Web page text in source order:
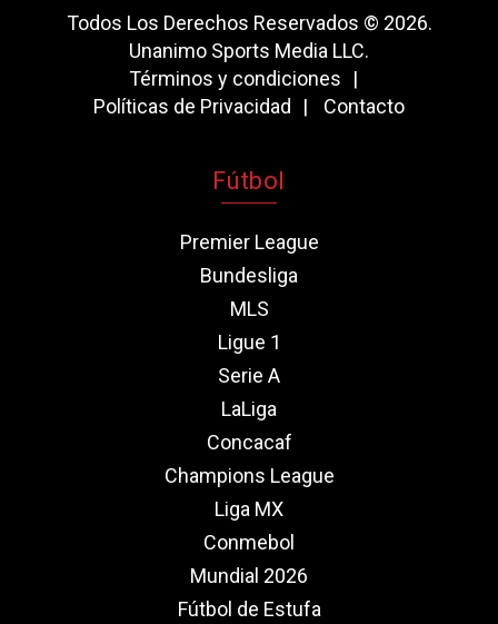
Todos Los Derechos Reservados © 2026.
Unanimo Sports Media LLC.
Términos y condiciones
Políticas de Privacidad
Contacto
Fútbol
Premier League
Bundesliga
MLS
Ligue 1
Serie A
LaLiga
Concacaf
Champions League
Liga MX
Conmebol
Mundial 2026
Fútbol de Estufa